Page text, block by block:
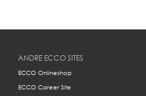
ANDRE ECCO SITES
ECCO Onlineshop
ECCO Career Site